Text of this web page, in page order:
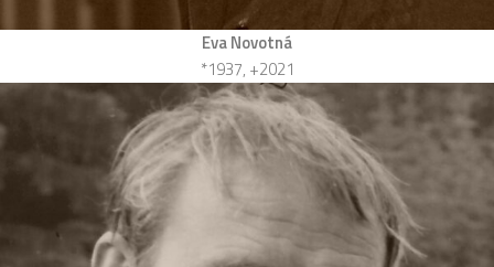
Eva Novotná
*1937, +2021